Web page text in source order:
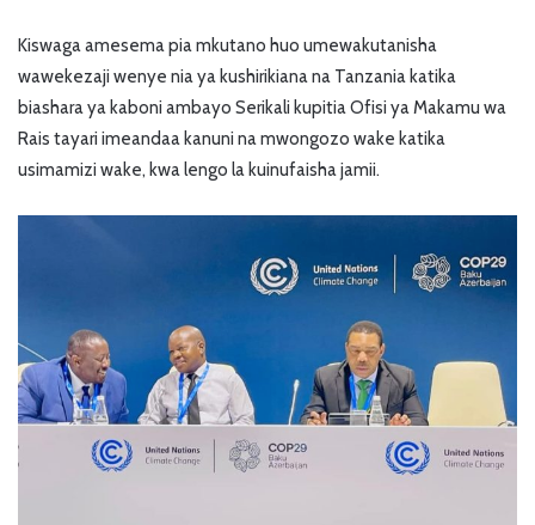
Kiswaga amesema pia mkutano huo umewakutanisha
wawekezaji wenye nia ya kushirikiana na Tanzania katika
biashara ya kaboni ambayo Serikali kupitia Ofisi ya Makamu wa
Rais tayari imeandaa kanuni na mwongozo wake katika
usimamizi wake, kwa lengo la kuinufaisha jamii.